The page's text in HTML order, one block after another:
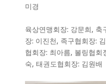
미경
육상연맹회장: 강문희, 축
장: 이진천, 족구협회장:
협회장: 최아름, 볼링협회
숙, 태권도협회장: 김원배